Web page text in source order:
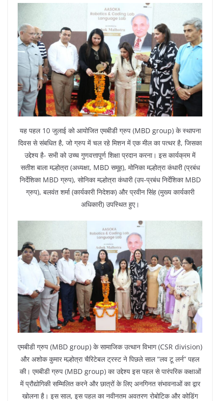
यह पहल 10 जुलाई को आयोजित एमबीडी ग्रुप (MBD group) के स्थापना
दिवस से संबधित है, जो ग्रुप में चल रहे मिशन में एक मील का पत्थर है, जिसका
उद्देश्य है- सभी को उच्च गुणवत्तापूर्ण शिक्षा प्रदान करना। इस कार्यक्रम में
सतीश बाला मल्होत्रा (अध्यक्षा, MBD समूह), मोनिका मल्होत्रा कंधारी (प्रबंध
निर्देशिका MBD ग्रुप), सोनिका मल्होत्रा कंधारी (उप-प्रबंध निर्देशिका MBD
ग्रुप), बलवंत शर्मा (कार्यकारी निदेशक) और प्रवीन सिंह (मुख्य कार्यकारी
अधिकारी) उपस्थित हुए।
एमबीडी ग्रुप (MBD group) के सामाजिक उत्थान विभाग (CSR division)
और अशोक कुमार मल्होत्रा चैरिटेबल ट्रस्ट ने पिछले साल “लव टू लर्न” पहल
की। एमबीडी ग्रुप (MBD group) का उद्देश्य इस पहल से पारंपरिक कक्षाओं
में प्रौद्योगिकी सम्मिलित करने और छात्रों के लिए अनगिनत संभावनाओं का द्वार
खोलना है। इस साल, इस पहल का नवीनतम अवतरण रोबोटिक और कोडिंग